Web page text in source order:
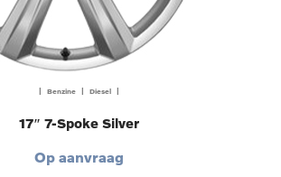
| Benzine | Diesel |
17″ 7-Spoke Silver
Op aanvraag